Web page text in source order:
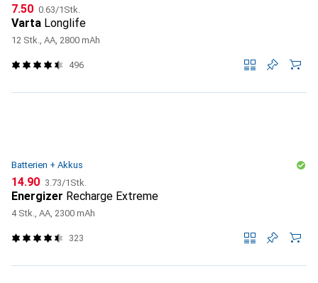
CHF
7.50 CHF
0.63/1Stk.
Varta Longlife
12 Stk., AA, 2800 mAh
496
Batterien + Akkus
CHF
14.90 CHF
3.73/1Stk.
Energizer Recharge Extreme
4 Stk., AA, 2300 mAh
323